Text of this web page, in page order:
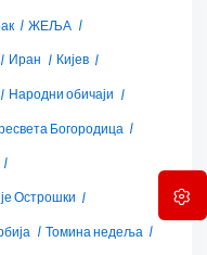
ЖЕЉА
Иран
Кијев
Народни обичаји
Богородица
Острошки
Томина недеља